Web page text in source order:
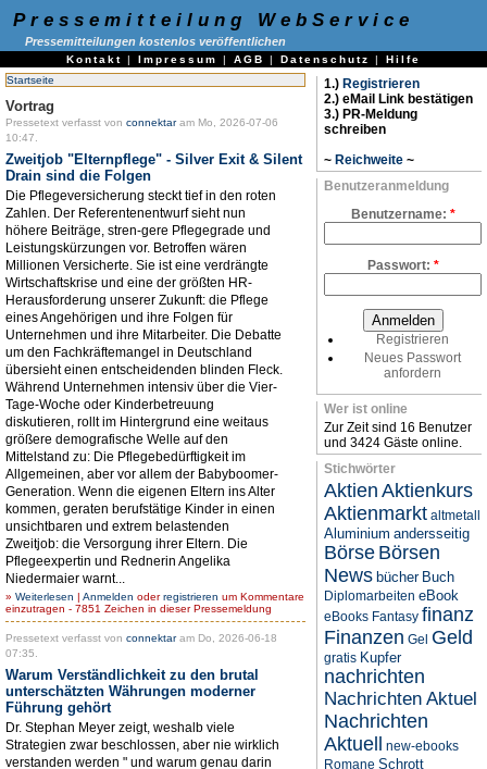
Pressemitteilung WebService
Pressemitteilungen kostenlos veröffentlichen
Kontakt | Impressum | AGB | Datenschutz | Hilfe
Startseite
Vortrag
Pressetext verfasst von connektaram Mo, 2026-07-06
10:47.
Zweitjob "Elternpflege" - Silver Exit & Silent
Drain sind die Folgen
Die Pflegeversicherung steckt tief in den roten
Zahlen. Der Referentenentwurf sieht nun
höhere Beiträge, stren-gere Pflegegrade und
Leistungskürzungen vor. Betroffen wären
Millionen Versicherte. Sie ist eine verdrängte
Wirtschaftskrise und eine der größten HR-
Herausforderung unserer Zukunft: die Pflege
eines Angehörigen und ihre Folgen für
Unternehmen und ihre Mitarbeiter. Die Debatte
um den Fachkräftemangel in Deutschland
übersieht einen entscheidenden blinden Fleck.
Während Unternehmen intensiv über die Vier-
Tage-Woche oder Kinderbetreuung
diskutieren, rollt im Hintergrund eine weitaus
größere demografische Welle auf den
Mittelstand zu: Die Pflegebedürftigkeit im
Allgemeinen, aber vor allem der Babyboomer-
Generation. Wenn die eigenen Eltern ins Alter
kommen, geraten berufstätige Kinder in einen
unsichtbaren und extrem belastenden
Zweitjob: die Versorgung ihrer Eltern. Die
Pflegeexpertin und Rednerin Angelika
Niedermaier warnt...
» Weiterlesen | Anmelden oderregistrieren um Kommentare
einzutragen - 7851 Zeichen in dieser Pressemeldung
Pressetext verfasst von connektaram Do, 2026-06-18
07:35.
Warum Verständlichkeit zu den brutal
unterschätzten Währungen moderner
Führung gehört
Dr. Stephan Meyer zeigt, weshalb viele
Strategien zwar beschlossen, aber nie wirklich
verstanden werden " und warum genau darin
1.) Registrieren
2.) eMail Link bestätigen
3.) PR-Meldung
schreiben
~ Reichweite ~
Benutzeranmeldung
Benutzername: *
Passwort: *
Registrieren
Neues Passwort
anfordern
Wer ist online
Zur Zeit sind 16 Benutzer
und 3424 Gäste online.
Stichwörter
Aktien Aktienkurs
Aktienmarkt altmetall
Aluminium andersseitig
Börse Börsen
News bücher Buch
Diplomarbeiten eBook
eBooks Fantasy finanz
Finanzen Gel Geld
gratis Kupfer
nachrichten
Nachrichten Aktuel
Nachrichten
Aktuell
new-ebooks
Romane Schrott